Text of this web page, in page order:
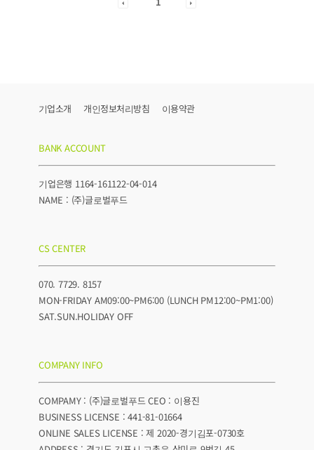
기업소개 개인정보처리방침 이용약관
BANK ACCOUNT
기업은행 1164-161122-04-014
NAME : (주)글로벌푸드
CS CENTER
070. 7729. 8157
MON-FRIDAY AM09:00~PM6:00 (LUNCH PM12:00~PM1:00)
SAT.SUN.HOLIDAY OFF
COMPANY INFO
COMPAMY : (주)글로벌푸드 CEO : 이용진
BUSINESS LICENSE : 441-81-01664
ONLINE SALES LICENSE : 제 2020-경기김포-0730호